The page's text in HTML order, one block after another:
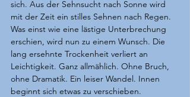
sich. Aus der Sehnsucht nach Sonne wird
mit der Zeit ein stilles Sehnen nach Regen.
Was einst wie eine lästige Unterbrechung
erschien, wird nun zu einem Wunsch. Die
lang ersehnte Trockenheit verliert an
Leichtigkeit. Ganz allmählich. Ohne Bruch,
ohne Dramatik. Ein leiser Wandel. Innen
beginnt sich etwas zu verschieben.